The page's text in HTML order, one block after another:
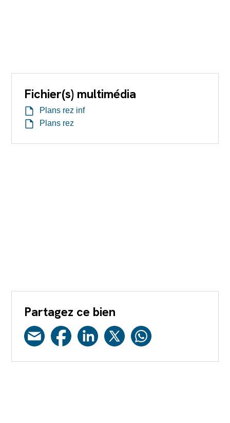
Fichier(s) multimédia
Plans rez inf
Plans rez
Partagez ce bien